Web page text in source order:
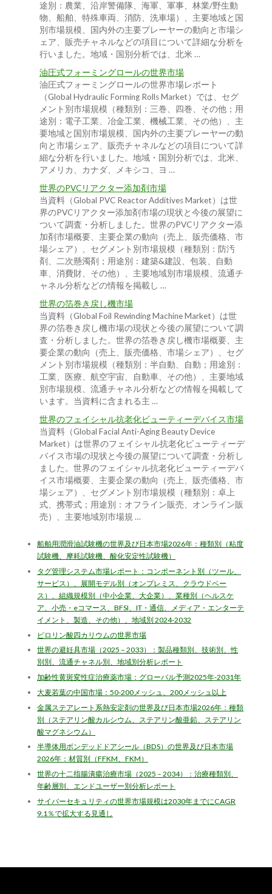
途別：農業、沿岸警備隊、海軍、軍事、林業/野生動
物、船舶、特殊車両、消防、洗車場）、主要地域と国
別市場規模、国内外の主要プレーヤーの動向と市場シ
ェア、販売チャネルなどの項目について詳細な分析を
行いました。地域・国別分析では、北米 …
油圧式フォーミングロールの世界市場
油圧式フォーミングロールの世界市場レポート
（Global Hydraulic Forming Rolls Market）では、セグ
メント別市場規模（種類別：三巻、四巻、その他；用
途別：電子工業、冶金工業、機械工業、その他）、主
要地域と国別市場規模、国内外の主要プレーヤーの動
向と市場シェア、販売チャネルなどの項目について詳
細な分析を行いました。地域・国別分析では、北米、
アメリカ、カナダ、メキシコ、ヨ …
世界のPVCリアクター添加剤市場
当資料（Global PVC Reactor Additives Market）は世
界のPVCリアクター添加剤市場の現状と今後の展望に
ついて調査・分析しました。世界のPVCリアクター添
加剤市場概要、主要企業の動向（売上、販売価格、市
場シェア）、セグメント別市場規模（種類別：防汚
剤、二次懸濁剤；用途別：建築&建設、包装、自動
車、消費財、その他）、主要地域別市場規模、流通チ
ャネル分析などの情報を掲載し …
世界の箔巻き戻し機市場
当資料（Global Foil Rewinding Machine Market）は世
界の箔巻き戻し機市場の現状と今後の展望について調
査・分析しました。世界の箔巻き戻し機市場概要、主
要企業の動向（売上、販売価格、市場シェア）、セグ
メント別市場規模（種類別：半自動、自動；用途別：
工業、医療、航空宇宙、自動車、その他）、主要地域
別市場規模、流通チャネル分析などの情報を掲載して
います。当資料に含まれる主 …
世界のフェイシャル抗老化ビューティーデバイス市場
当資料（Global Facial Anti-Aging Beauty Device
Market）は世界のフェイシャル抗老化ビューティーデ
バイス市場の現状と今後の展望について調査・分析し
ました。世界のフェイシャル抗老化ビューティーデバ
イス市場概要、主要企業の動向（売上、販売価格、市
場シェア）、セグメント別市場規模（種類別：卓上
式、携帯式；用途別：オフライン販売、オンライン販
売）、主要地域別市場規 …
船舶用潤滑油試験機の世界及び日本市場2026年：種類別（粘度
試験機、摩耗試験機、酸化安定性試験機）
タグ管理システム市場レポート：コンポーネント別（ツール、
サービス）、展開モデル別（オンプレミス、クラウドベー
ス）、組織規模別（中小企業、大企業）、業種別（ヘルスケ
ア、小売・eコマース、BFSI、IT・通信、メディア・エンターテ
イメント、製造、その他）、地域別 2024-2032
ピロリン酸四カリウムの世界市場
世界の避妊具市場（2025 – 2033）：製品種類別、技術別、性
別別、流通チャネル別、地域別分析レポート
加齢性黄斑変性症治療薬市場：グローバル予測2025年-2031年
大麦若葉の中国市場：50-200メッシュ、200メッシュ以上
金属ステアレート系熱安定剤の世界及び日本市場2026年：種類
別（ステアリン酸カルシウム、ステアリン酸亜鉛、ステアリン
酸マグネシウム）
半導体用ボンデッドドアシール（BDS）の世界及び日本市場
2026年：材質別（FFKM、FKM）
世界の十二指腸潰瘍治療市場（2025 – 2034）：治療種類別、
年齢層別、エンドユーザー別分析レポート
サイバーセキュリティの世界市場規模は2030年までにCAGR
9.1％で拡大する見通し